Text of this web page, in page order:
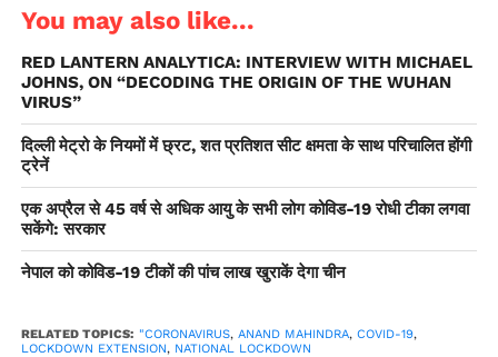
होना चाहिए।’’ महिंद्रा ने इस काम में सेना की मदद लेने के लिए भी कहा,
क्योंकि सेना के पास इसका तजुर्बा है।
You may also like...
RED LANTERN ANALYTICA: INTERVIEW WITH MICHAEL
JOHNS, ON “DECODING THE ORIGIN OF THE WUHAN
VIRUS”
दिल्ली मेट्रो के नियमों में छ्रट, शत प्रतिशत सीट क्षमता के साथ परिचालित होंगी
ट्रेनें
एक अप्रैल से 45 वर्ष से अधिक आयु के सभी लोग कोविड-19 रोधी टीका लगवा
सकेंगे: सरकार
नेपाल को कोविड-19 टीकों की पांच लाख खुराकें देगा चीन
RELATED TOPICS: "CORONAVIRUS, ANAND MAHINDRA, COVID-19,
LOCKDOWN EXTENSION, NATIONAL LOCKDOWN